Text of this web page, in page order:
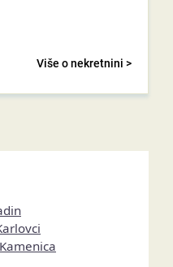
Više o nekretnini >